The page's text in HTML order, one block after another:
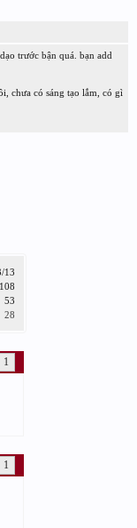
13
108
53
28
1
1
trước bận quá. bạn add
chưa có sáng tạo lắm, có gì